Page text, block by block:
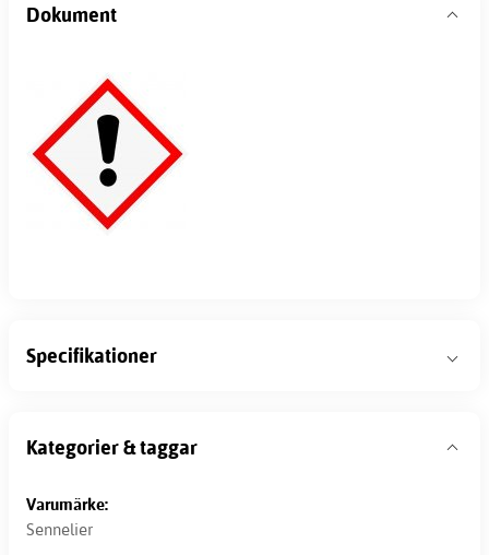
Dokument
Specifikationer
Kategorier & taggar
Varumärke:
Sennelier